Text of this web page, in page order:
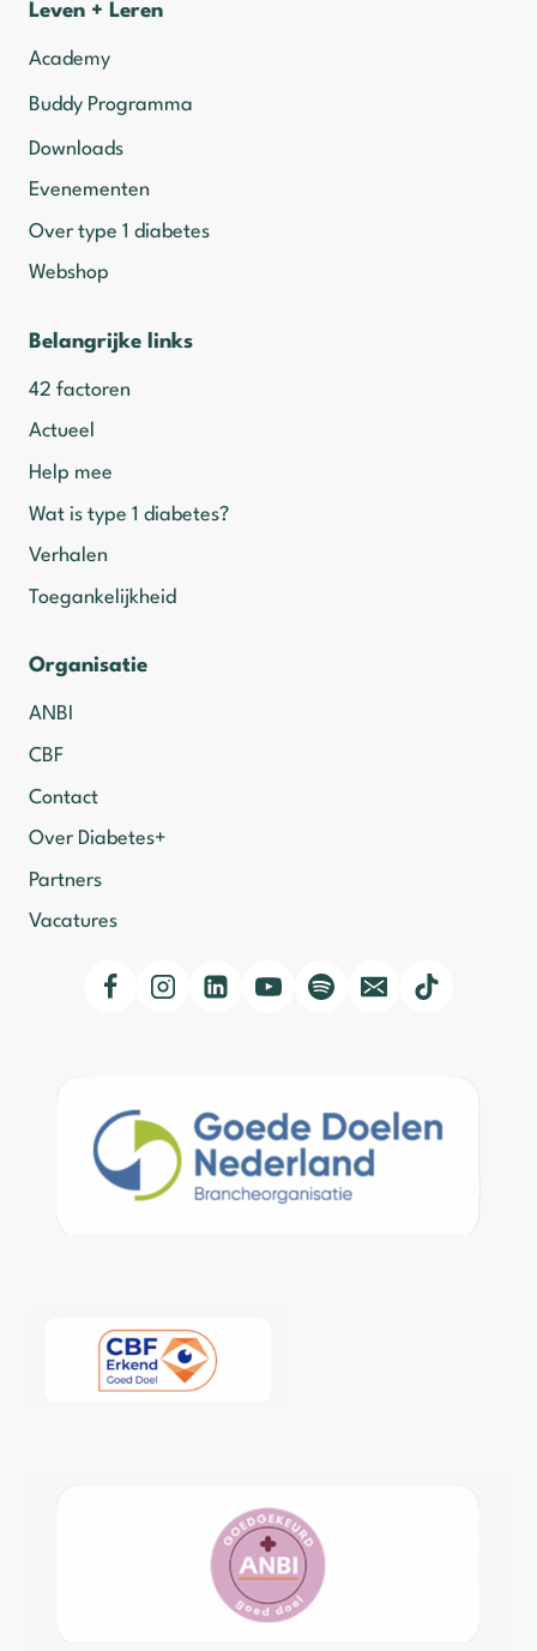
Leven + Leren
Academy
Buddy Programma
Downloads
Evenementen
Over type 1 diabetes
Webshop
Belangrijke links
42 factoren
Actueel
Help mee
Wat is type 1 diabetes?
Verhalen
Toegankelijkheid
Organisatie
ANBI
CBF
Contact
Over Diabetes+
Partners
Vacatures